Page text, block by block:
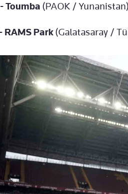
Toumba (PAOK / Yunanistan)
RAMS Park (Galatasaray /